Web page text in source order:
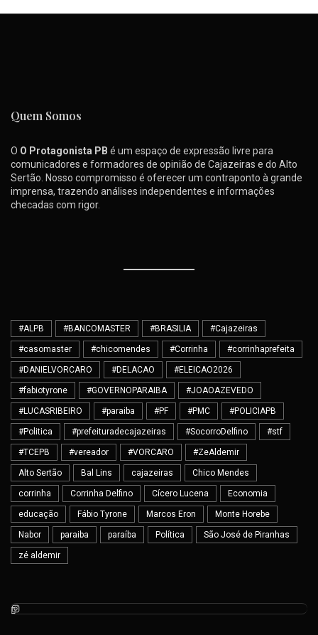
Quem Somos
O O Protagonista PB é um espaço de expressão livre para
comunicadores e formadores de opinião de Cajazeiras e do Alto
Sertão. Nosso compromisso é oferecer um contraponto à grande
imprensa, trazendo análises independentes e informações
checadas com rigor.
#ALPB #BANCOMASTER #BRASILIA #Cajazeiras
#casomaster #chicomendes #Corrinha #corrinhaprefeita
#DANIELVORCARO #DELACAO #ELEICAO2026
#fabiotyrone #GOVERNOPARAIBA #JOAOAZEVEDO
#LUCASRIBEIRO #paraiba #PF #PMC #POLICIAPB
#Politica #prefeituradecajazeiras #SocorroDelfino #stf
#TCEPB #vereador #VORCARO #ZeAldemir
Alto Sertão Bal Lins cajazeiras Chico Mendes
corrinha Corrinha Delfino Cícero Lucena Economia
educação Fábio Tyrone Marcos Eron Monte Horebe
Nabor paraiba paraíba Política São José de Piranhas
zé aldemir